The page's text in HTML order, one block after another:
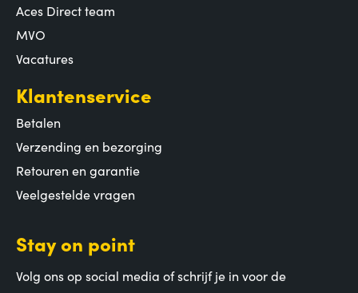
Aces Direct team
MVO
Vacatures
Klantenservice
Betalen
Verzending en bezorging
Retouren en garantie
Veelgestelde vragen
Stay on point
Volg ons op social media of schrijf je in voor de